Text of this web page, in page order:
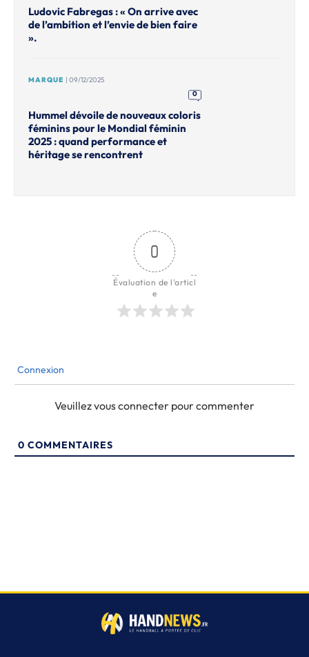
Ludovic Fabregas : « On arrive avec
de l’ambition et l’envie de bien faire
».
MARQUE | 09/12/2025
0
Hummel dévoile de nouveaux coloris
féminins pour le Mondial féminin
2025 : quand performance et
héritage se rencontrent
0
Évaluation de l'articl
e
Connexion
Veuillez vous connecter pour commenter
0 COMMENTAIRES